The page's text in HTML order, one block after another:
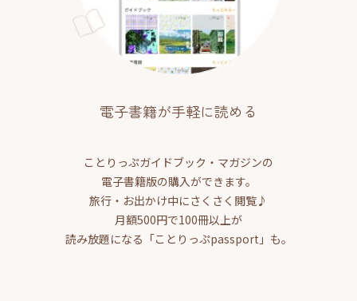
電子書籍が手軽に読める
ことりっぷガイドブック・マガジンの
電子書籍版の購入ができます。
旅行・お出かけ中にさくさく閲覧♪
月額500円で100冊以上が
読み放題になる「ことりっぷpassport」も。